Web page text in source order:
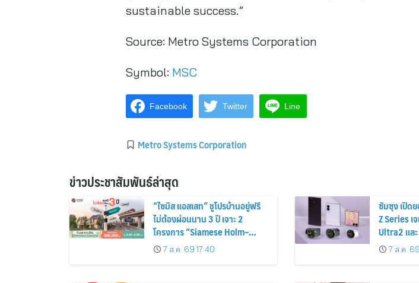
sustainable success.”
Source: Metro Systems Corporation
Symbol: MSC
Facebook Twitter Line
Metro Systems Corporation
ข่าวประชาสัมพันธ์ล่าสุด
“ไซมิส แอสเสท” ชูโปรบ้านอยู่ฟรี
ไม่ต้องผ่อนนาน 3 ปี เจาะ 2
โครงการ “Siamese Holm–
Siamese Blossom” พร้อม
ส่วนลดและสิทธิพิเศษถึง 31
7 ส.ค. 69 17:40
ซัมซุง เปิด
Z Series เ
Ultra2 แล
ก่อนหน้าก
7 ส.ค.